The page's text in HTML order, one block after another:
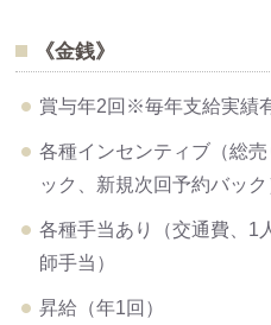
《金銭》
賞与年2回※毎年支給実績
各種インセンティブ（総
ック、新規次回予約バック
各種手当あり（交通費、1
師手当）
昇給（年1回）